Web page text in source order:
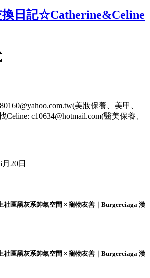
日記☆Catherine&Celine
美妝保養、美甲、
c10634@hotmail.com(醫美保養、
月20日
社區黑灰系帥氣空間 × 寵物友善｜Burgerciaga 漢
社區黑灰系帥氣空間 × 寵物友善｜Burgerciaga 漢